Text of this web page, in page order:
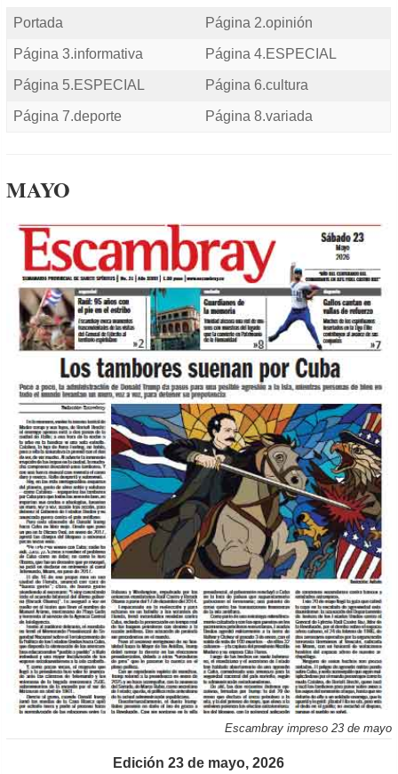
Portada Página 2.opinión
Página 3.informativa Página 4.ESPECIAL
Página 5.ESPECIAL Página 6.cultura
Página 7.deporte Página 8.variada
MAYO
Escambray impreso 23 de mayo
Edición 23 de mayo, 2026